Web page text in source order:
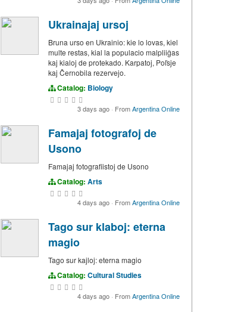
Ukrainajaj ursoj
Bruna urso en Ukrainio: kie lo lovas, kiel
multe restas, kial la populacio malpliiĝas
kaj kialoj de protekado. Karpatoj, Poľsje
kaj Ĉernobila rezervejo.
Catalog: Biology
3 days ago · FromArgentina Online
Famajaj fotografoj de
Usono
Famajaj fotografiistoj de Usono
Catalog: Arts
4 days ago · FromArgentina Online
Tago sur klaboj: eterna
magio
Tago sur kajloj: eterna magio
Catalog: Cultural Studies
4 days ago · FromArgentina Online